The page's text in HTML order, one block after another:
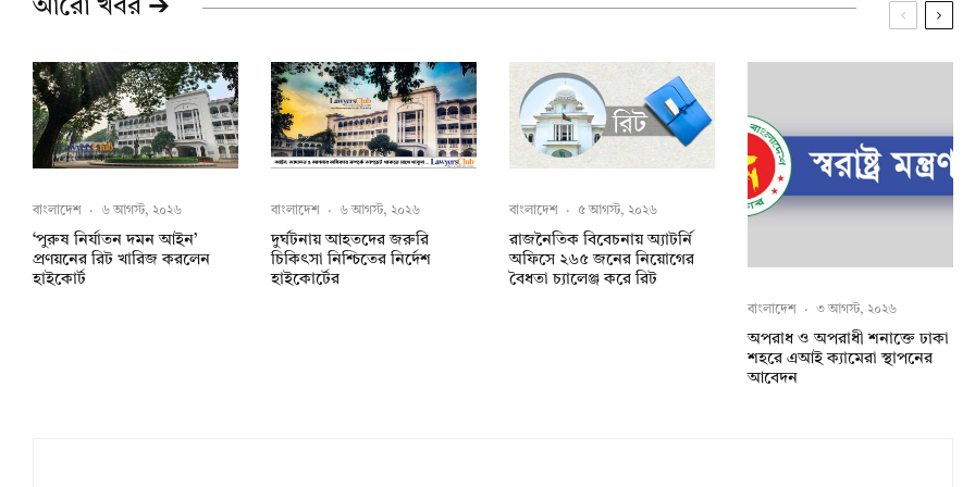
আরো খবর ➔
বাংলাদেশ · ৬ আগস্ট, ২০২৬
‘পুরুষ নির্যাতন দমন আইন’
প্রণয়নের রিট খারিজ করলেন
হাইকোর্ট
বাংলাদেশ · ৬ আগস্ট, ২০২৬
দুর্ঘটনায় আহতদের জরুরি
চিকিৎসা নিশ্চিতের নির্দেশ
হাইকোর্টের
বাংলাদেশ · ৫ আগস্ট, ২০২৬
রাজনৈতিক বিবেচনায় অ‍্যাটর্নি
অফিসে ২৬৫ জনের নিয়োগের
বৈধতা চ্যালেঞ্জ করে রিট
বাংলাদেশ · ৩ আগস্ট, ২০২৬
অপরাধ ও অপরাধী শনাক্তে ঢাকা
শহরে এআই ক্যামেরা স্থাপনের
আবেদন